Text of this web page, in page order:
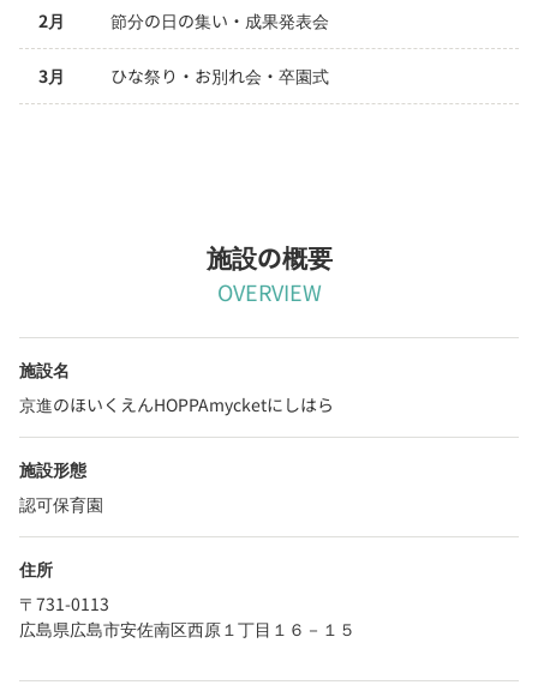
2月 節分の日の集い・成果発表会
3月 ひな祭り・お別れ会・卒園式
施設の概要
OVERVIEW
施設名
京進のほいくえんHOPPAmycketにしはら
施設形態
認可保育園
住所
〒731-0113
広島県広島市安佐南区西原１丁目１６－１５